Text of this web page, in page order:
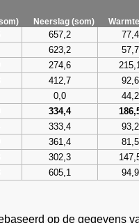
Neerslag (som)
657,2 77,4
623,2 57,7
274,6
412,7 92,6
0,0 44,2
334,4
333,4 93,2
361,4 81,5
302,3
605,1 94,9
op de gegevens